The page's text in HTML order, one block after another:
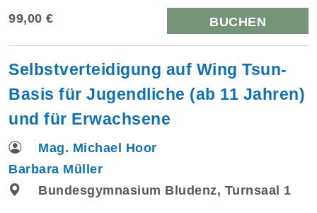
99,00 € BUCHEN
Selbstverteidigung auf Wing Tsun-
Basis für Jugendliche (ab 11 Jahren)
und für Erwachsene
Mag. Michael Hoor
Barbara Müller
Bundesgymnasium Bludenz, Turnsaal 1